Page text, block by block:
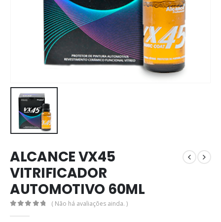
ALCANCE VX45
VITRIFICADOR
AUTOMOTIVO 60ML
( Não há avaliações ainda. )